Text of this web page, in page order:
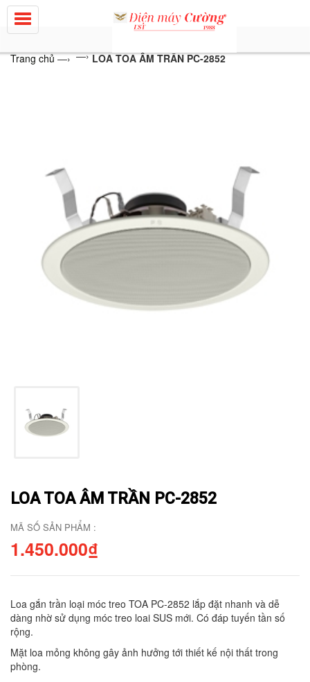
Trang chủ—› —› LOA TOA ÂM TRẦN PC-2852
LOA TOA ÂM TRẦN PC-2852
MÃ SỐ SẢN PHẨM :
1.450.000₫
Loa gắn trần loại móc treo TOA PC-2852 lắp đặt nhanh và dễ
dàng nhờ sử dụng móc treo loai SUS mới. Có đáp tuyến tần số
rộng.
Mặt loa mỏng không gây ảnh hưởng tới thiết kế nội thất trong
phòng.